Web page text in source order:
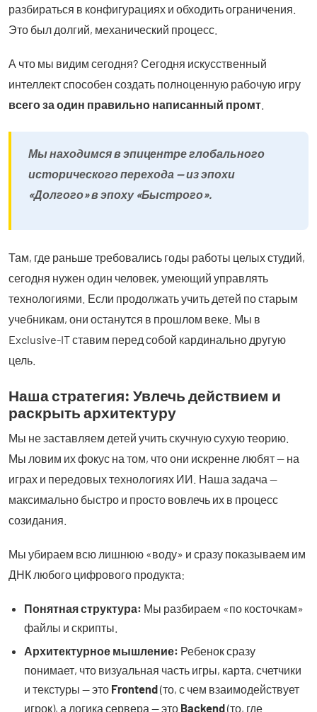
разбираться в конфигурациях и обходить ограничения.
Это был долгий, механический процесс.
А что мы видим сегодня? Сегодня искусственный
интеллект способен создать полноценную рабочую игру
всего за один правильно написанный промт
Мы находимся в эпицентре глобального
исторического перехода — из эпохи
«Долгого» в эпоху «Быстрого».
Там, где раньше требовались годы работы целых студий,
сегодня нужен один человек, умеющий управлять
технологиями. Если продолжать учить детей по старым
учебникам, они останутся в прошлом веке. Мы в
Exclusive-IT ставим перед собой кардинально другую
цель.
Наша стратегия: Увлечь действием и
раскрыть архитектуру
Мы не заставляем детей учить скучную сухую теорию.
Мы ловим их фокус на том, что они искренне любят — на
играх и передовых технологиях ИИ. Наша задача —
максимально быстро и просто вовлечь их в процесс
созидания.
Мы убираем всю лишнюю «воду» и сразу показываем им
ДНК любого цифрового продукта:
Понятная структура: Мы разбираем «по косточкам»
файлы и скрипты.
Архитектурное мышление: Ребенок сразу
понимает, что визуальная часть игры, карта, счетчики
и текстуры — это Frontend(то, с чем взаимодействует
игрок), а логика сервера — это Backend(то, где